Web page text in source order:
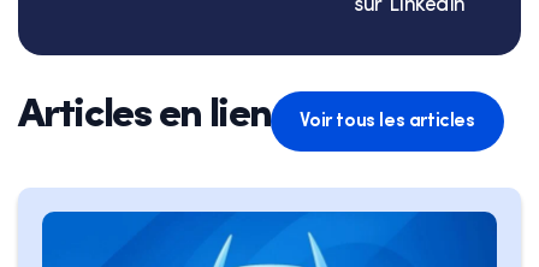
sur Linkedin
Articles en lien Voir tous les articles